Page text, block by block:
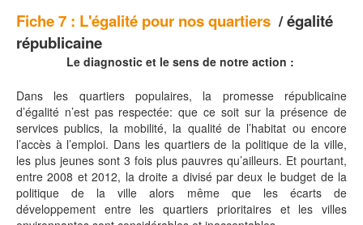
Fiche 7 : L'égalité pour nos quartiers / égalité
républicaine
Le diagnostic et le sens de notre action :
Dans les quartiers populaires, la promesse républicaine
d’égalité n’est pas respectée: que ce soit sur la présence de
services publics, la mobilité, la qualité de l’habitat ou encore
l’accès à l’emploi. Dans les quartiers de la politique de la ville,
les plus jeunes sont 3 fois plus pauvres qu’ailleurs. Et pourtant,
entre 2008 et 2012, la droite a divisé par deux le budget de la
politique de la ville alors même que les écarts de
développement entre les quartiers prioritaires et les villes